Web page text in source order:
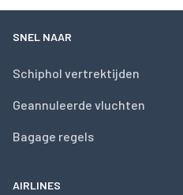
SNEL NAAR
Schiphol vertrektijden
Geannuleerde vluchten
Bagage regels
AIRLINES